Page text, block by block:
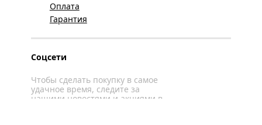
Оплата
Гарантия
Соцсети
Чтобы сделать покупку в самое
удачное время, следите за
нашими новостями и акциями в